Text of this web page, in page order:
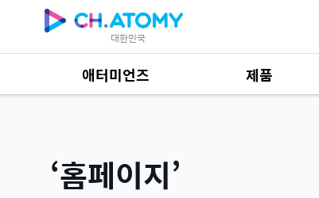
대한민국
애터미언즈 제품
제품 자료684
홈페이지